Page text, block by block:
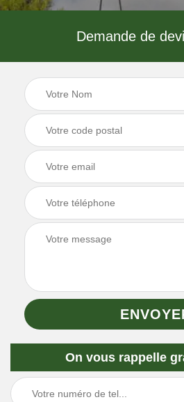
Demande de
On vous rappelle